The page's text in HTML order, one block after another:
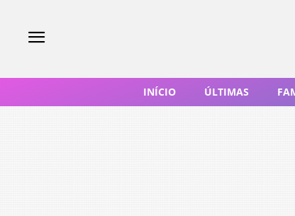
INÍCIO ÚLTIMAS